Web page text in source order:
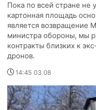
Пока по всей стране не
картонная площадь
является возвращение
министра обороны, мы
контракты близких к
дронов.
14:45 03.08